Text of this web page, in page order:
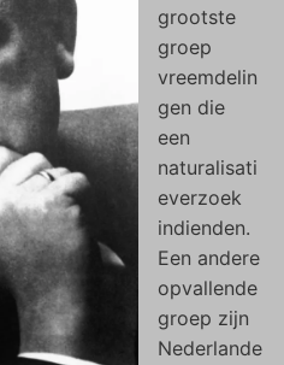
grootste
groep
vreemdelin
gen die
een
naturalisati
everzoek
indienden.
Een andere
opvallende
groep zijn
Nederlande